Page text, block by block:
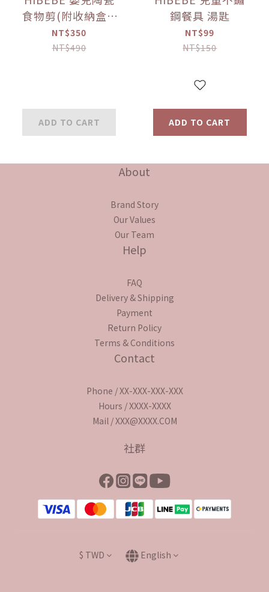
食物剪(附收納盒)-
綠
NT$350
NT$490
ADD TO CART
鋼餐具 湯匙
NT$99
NT$150
ADD TO CART
About
Brand Story
Our Values
Our Team
Help
FAQ
Delivery & Shipping
Payment
Return Policy
Terms & Conditions
Contact
Phone / XX-XXX-XXX-XXX
Hours / XXXX-XXXX
Mail / XXX@XXXX.COM
社群
$ TWD English